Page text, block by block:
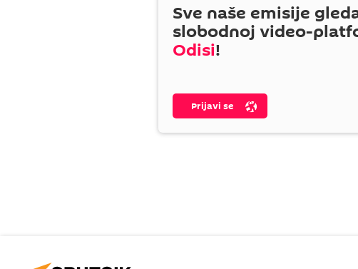
Sve naše emisije
slobodnoj video-
Odisi!
Prijavi se